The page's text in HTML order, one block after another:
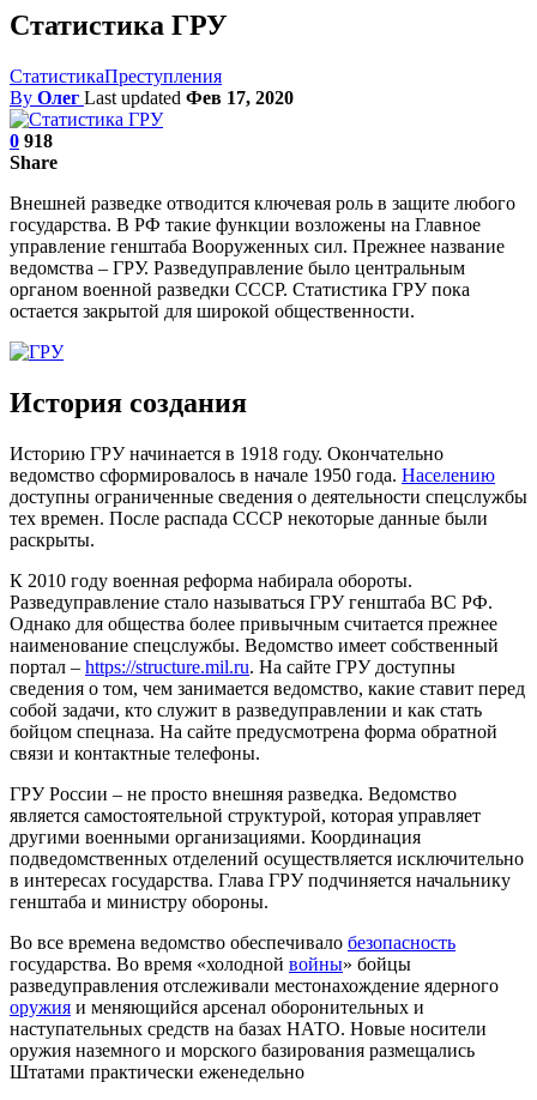
Статистика ГРУ
СтатистикаПреступления
By Олег Last updated Фев 17, 2020
0 918
Share
Внешней разведке отводится ключевая роль в защите любого
государства. В РФ такие функции возложены на Главное
управление генштаба Вооруженных сил. Прежнее название
ведомства – ГРУ. Разведуправление было центральным
органом военной разведки СССР. Статистика ГРУ пока
остается закрытой для широкой общественности.
История создания
Историю ГРУ начинается в 1918 году. Окончательно
ведомство сформировалось в начале 1950 года. Населению
доступны ограниченные сведения о деятельности спецслужбы
тех времен. После распада СССР некоторые данные были
раскрыты.
К 2010 году военная реформа набирала обороты.
Разведуправление стало называться ГРУ генштаба ВС РФ.
Однако для общества более привычным считается прежнее
наименование спецслужбы. Ведомство имеет собственный
портал – https://structure.mil.ru. На сайте ГРУ доступны
сведения о том, чем занимается ведомство, какие ставит перед
собой задачи, кто служит в разведуправлении и как стать
бойцом спецназа. На сайте предусмотрена форма обратной
связи и контактные телефоны.
ГРУ России – не просто внешняя разведка. Ведомство
является самостоятельной структурой, которая управляет
другими военными организациями. Координация
подведомственных отделений осуществляется исключительно
в интересах государства. Глава ГРУ подчиняется начальнику
генштаба и министру обороны.
Во все времена ведомство обеспечивало безопасность
государства. Во время «холодной войны» бойцы
разведуправления отслеживали местонахождение ядерного
оружия и меняющийся арсенал оборонительных и
наступательных средств на базах НАТО. Новые носители
оружия наземного и морского базирования размещались
Штатами практически еженедельно